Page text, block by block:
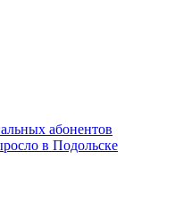
абонентов
в Подольске